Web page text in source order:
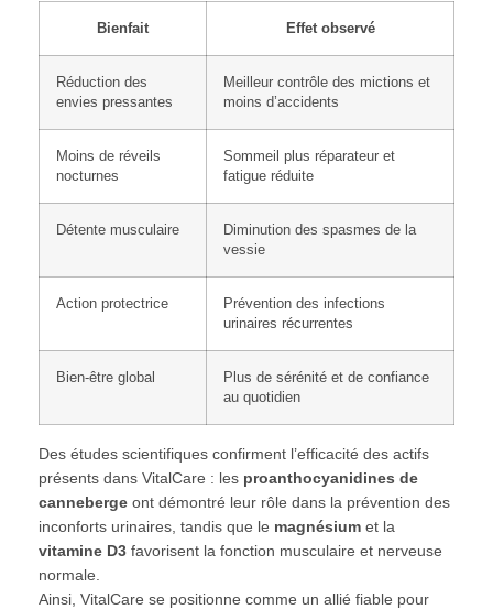
Bienfait Effet observé
Réduction des
envies pressantes
Meilleur contrôle des mictions et
moins d’accidents
Moins de réveils
nocturnes
Sommeil plus réparateur et
fatigue réduite
Détente musculaire
Diminution des spasmes de la
vessie
Action protectrice
Prévention des infections
urinaires récurrentes
Bien-être global
Plus de sérénité et de confiance
au quotidien
Des études scientifiques confirment l’efficacité des actifs
présents dans VitalCare : les proanthocyanidines de
canneberge ont démontré leur rôle dans la prévention des
inconforts urinaires, tandis que le magnésium et la
vitamine D3 favorisent la fonction musculaire et nerveuse
normale.
Ainsi, VitalCare se positionne comme un allié fiable pour